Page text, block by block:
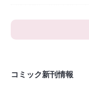
コミック新刊情報